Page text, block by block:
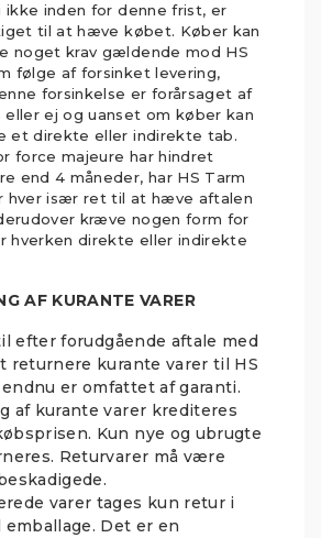
ikke inden for denne frist, er
til at hæve købet. Køber kan
noget krav gældende mod HS
følge af forsinket levering,
forsinkelse er forårsaget af
eller ej og uanset om køber kan
et direkte eller indirekte tab.
force majeure har hindret
end 4 måneder, har HS Tarm
hver især ret til at hæve aftalen
kræve nogen form for
hverken direkte eller indirekte
AF KURANTE VARER
efter forudgående aftale med
returnere kurante varer til HS
endnu er omfattet af garanti.
af kurante varer krediteres
Kun nye og ubrugte
Returvarer må være
varer tages kun retur i
Det er en